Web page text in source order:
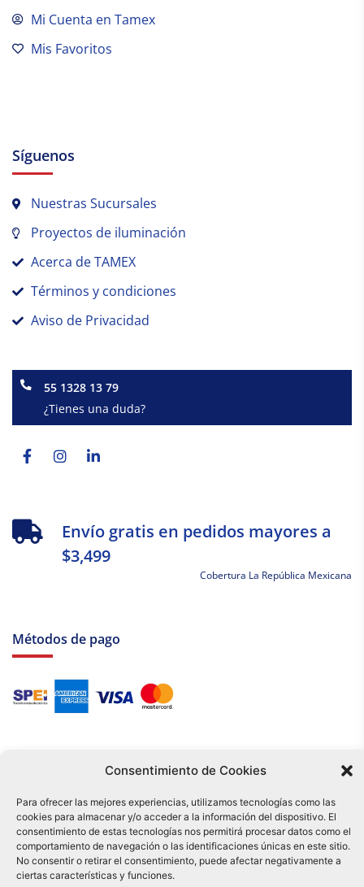
Consentimiento de Cookies
Para ofrecer las mejores experiencias, utilizamos tecnologías como las
cookies para almacenar y/o acceder a la información del dispositivo. El
consentimiento de estas tecnologías nos permitirá procesar datos como el
comportamiento de navegación o las identificaciones únicas en este sitio.
No consentir o retirar el consentimiento, puede afectar negativamente a
ciertas características y funciones.
Mi Cuenta en Tamex
Mis Favoritos
Síguenos
Nuestras Sucursales
Proyectos de iluminación
Acerca de TAMEX
Términos y condiciones
Aviso de Privacidad
55 1328 13 79
¿Tienes una duda?
f
Envío gratis en pedidos mayores a
$3,499
Cobertura La República Mexicana
Métodos de pago
Tu compra es respaldada por nuestro certificado SSL y operada bajo las
mejores prácticas de seguridad.
Distribuidora Tamex - México
e-commerce